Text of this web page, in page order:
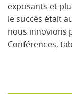
exposants et
le succès était
nous innovions
Conférences,